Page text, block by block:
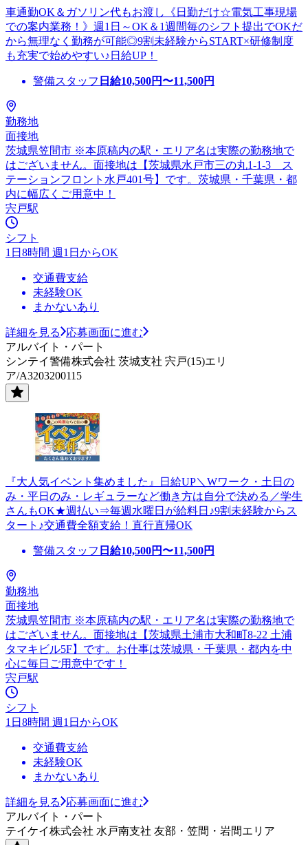
車通勤OK＆ガソリン代もお渡し《日勤だけ☆電気工事現場
での案内業務！》週1日～OK＆1週間毎のシフト提出でOKだ
から無理なく勤務が可能◎9割未経験からSTART×研修制度
も充実で始めやすい♪日給UP！
警備スタッフ 日給10,500円〜11,500円
勤務地
面接地
茨城県笠間市 ※本原稿内の駅・エリア名は実際の勤務地で
はございません。面接地は【茨城県水戸市三の丸1-1-3 ス
テーションフロント水戸401号】です。茨城県・千葉県・都
内に幅広くご用意中！
宍戸駅
シフト
1日8時間 週1日からOK
交通費支給
未経験OK
まかないあり
詳細を見る
応募画面に進む
アルバイト・パート
シンテイ警備株式会社 茨城支社 宍戸(15)エリ
ア/A3203200115
『大人気イベント集めました』日給UP＼Wワーク・土日の
み・平日のみ・レギュラーなど働き方は自分で決める／学生
さんもOK★週払い⇒毎週水曜日が給料日♪9割未経験からス
タート♪交通費全額支給！直行直帰OK
警備スタッフ 日給10,500円〜11,500円
勤務地
面接地
茨城県笠間市 ※本原稿内の駅・エリア名は実際の勤務地で
はございません。面接地は【茨城県土浦市大和町8-22 土浦
タマキビル5F】です。お仕事は茨城県・千葉県・都内を中
心に毎日ご用意中です！
宍戸駅
シフト
1日8時間 週1日からOK
交通費支給
未経験OK
まかないあり
詳細を見る
応募画面に進む
アルバイト・パート
テイケイ株式会社 水戸南支社 友部・笠間・岩間エリア